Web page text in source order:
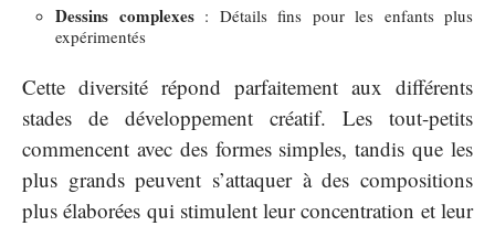
Dessins complexes: Détails fins pour les enfants plus
expérimentés
Cette diversité répond parfaitement aux différents
stades de développement créatif. Les tout-petits
commencent avec des formes simples, tandis que les
plus grands peuvent s’attaquer à des compositions
plus élaborées qui stimulent leur concentration et leur